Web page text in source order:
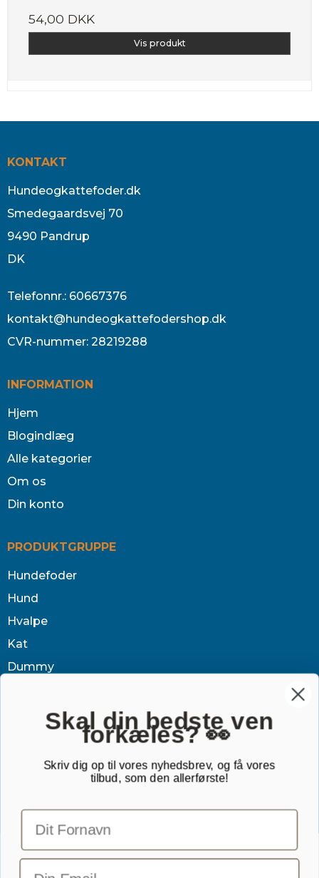
54,00 DKK
Vis produkt
KONTAKT
Hundeogkattefoder.dk
Smedegaardsvej 70
9490 Pandrup
DK
Telefonnr.: 60667376
kontakt@hundeogkattefodershop.dk
CVR-nummer: 28219288
INFORMATION
Hjem
Blogindlæg
Alle kategorier
Om os
Din konto
PRODUKTGRUPPE
Hundefoder
Hund
Hvalpe
Kat
Dummy
Tøj & jagt
Sovetid
TILMELD NYHEDSBREV
Skal din bedste ven
forkæles? 👀
Skriv dig op til vores nyhedsbrev, og få vores
tilbud, som den allerførste!
Email